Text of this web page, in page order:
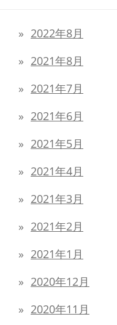
2022年8月
2021年8月
2021年7月
2021年6月
2021年5月
2021年4月
2021年3月
2021年2月
2021年1月
2020年12月
2020年11月